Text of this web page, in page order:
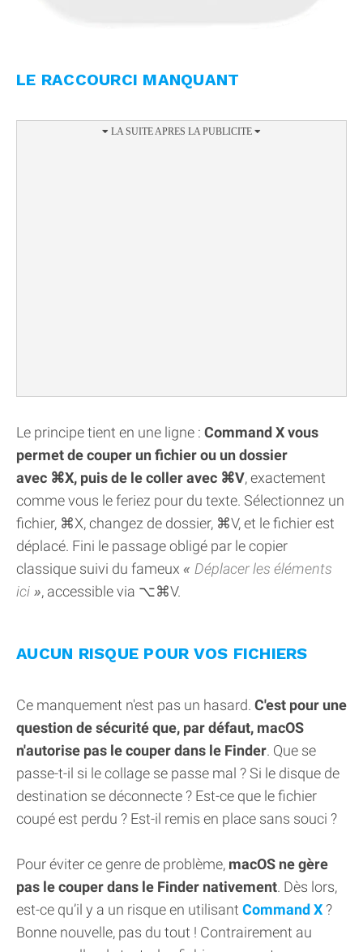
LE RACCOURCI MANQUANT
Le principe tient en une ligne : Command X vous
permet de couper un fichier ou un dossier
avec ⌘X, puis de le coller avec ⌘V, exactement
comme vous le feriez pour du texte. Sélectionnez un
fichier, ⌘X, changez de dossier, ⌘V, et le fichier est
déplacé. Fini le passage obligé par le copier
classique suivi du fameux
Déplacer les éléments
ici
, accessible via ⌥⌘V.
AUCUN RISQUE POUR VOS FICHIERS
Ce manquement n'est pas un hasard. C'est pour une
question de sécurité que, par défaut, macOS
n'autorise pas le couper dans le Finder. Que se
passe-t-il si le collage se passe mal ? Si le disque de
destination se déconnecte ? Est-ce que le fichier
coupé est perdu ? Est-il remis en place sans souci ?
Pour éviter ce genre de problème, macOS ne gère
pas le couper dans le Finder nativement. Dès lors,
est-ce qu’il y a un risque en utilisant Command X?
Bonne nouvelle, pas du tout ! Contrairement au